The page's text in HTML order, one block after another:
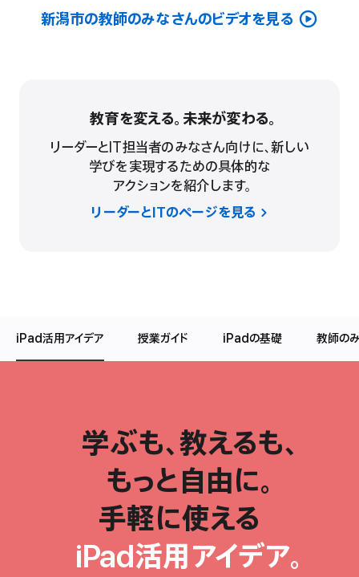
新潟市の教師のみなさんのビデオを見る
教育を変える。 未来が変わる。
リーダーとIT担当者のみなさん向けに、新しい
学びを実現するための具体的な
アクションを紹介します。
リーダーとITのページを見る
iPad活用アイデア 授業ガイド iPadの基礎 教師の
学ぶも、教えるも、
もっと自由に。
手軽に使える
iPad活用アイデア。